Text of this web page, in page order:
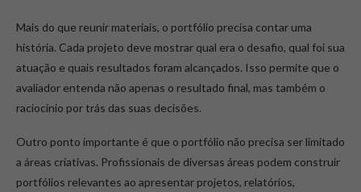
Mais do que reunir materiais, o portfólio precisa contar uma
história. Cada projeto deve mostrar qual era o desafio, qual foi sua
atuação e quais resultados foram alcançados. Isso permite que o
avaliador entenda não apenas o resultado final, mas também o
raciocínio por trás das suas decisões.
Outro ponto importante é que o portfólio não precisa ser limitado
a áreas criativas. Profissionais de diversas áreas podem construir
portfólios relevantes ao apresentar projetos, relatórios,